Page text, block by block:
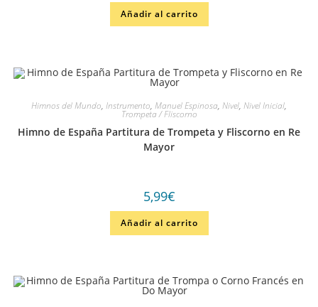
Añadir al carrito
Himnos del Mundo, Instrumento, Manuel Espinosa, Nivel, Nivel Inicial,
Trompeta / Fliscorno
Himno de España Partitura de Trompeta y Fliscorno en Re
Mayor
5,99€
Añadir al carrito